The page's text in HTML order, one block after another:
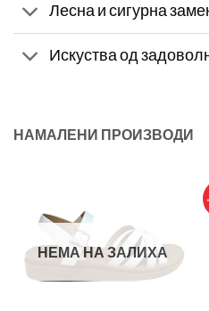
Лесна и сигурна
Искуства од
НАМАЛЕНИ ПРОИЗВОДИ
НЕМА НА ЗАЛИХА